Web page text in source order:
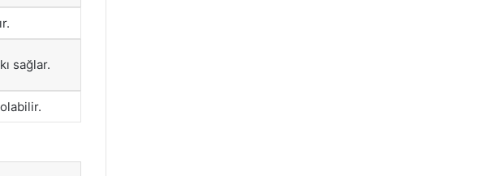
sağlar.